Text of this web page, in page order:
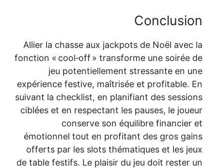
Allier la
fonction «
jeu
expérience
suivant la
ciblées et en
émotionnel
offerts par
de table